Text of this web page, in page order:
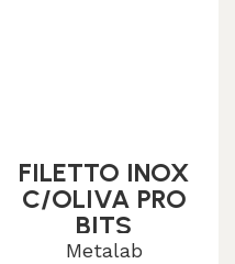
FILETTO INOX
C/OLIVA PRO
BITS
Metalab